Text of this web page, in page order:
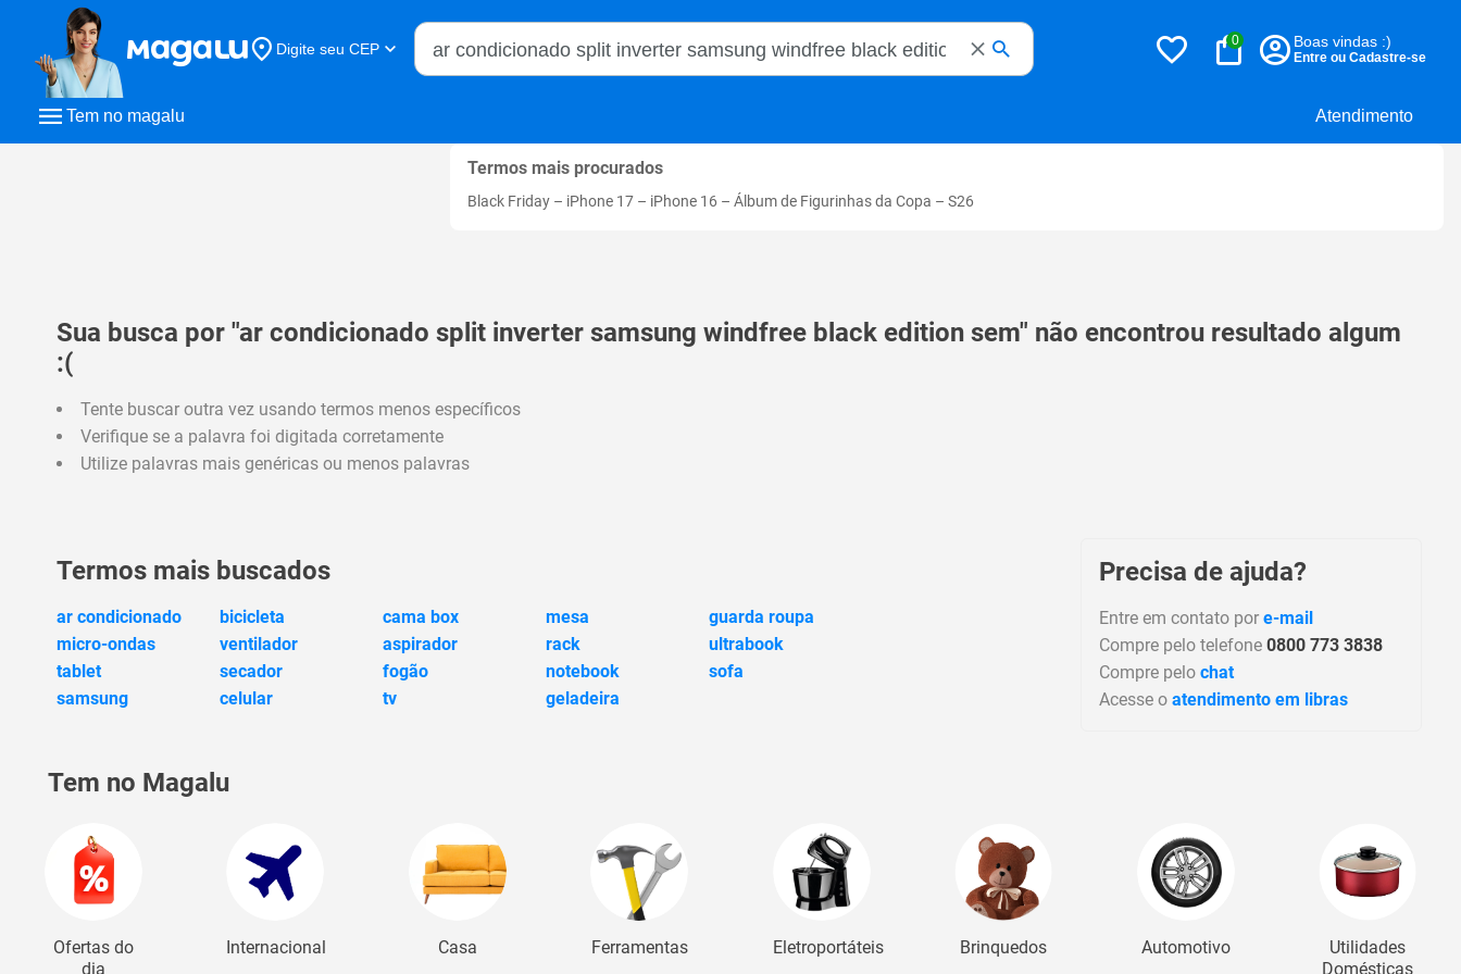
Tem no magalu Atendimento
Digite seu CEP
Buscar no Magalu
0 Boas vindas :)
Entre ou Cadastre-se
Termos mais procurados
Black Friday – iPhone 17 – iPhone 16 – Álbum de Figurinhas da Copa – S26
Sua busca por "ar condicionado split inverter samsung windfree black edition sem" não encontrou resultado algum
:(
Tente buscar outra vez usando termos menos específicos
Verifique se a palavra foi digitada corretamente
Utilize palavras mais genéricas ou menos palavras
Termos mais buscados
ar condicionado bicicleta cama box mesa
guarda roupa
micro-ondas
ventilador aspirador rack
ultrabook
tablet
secador fogão notebook
sofa
samsung
celular tv geladeira
Precisa de ajuda?
Entre em contato por e-mail
Compre pelo telefone 0800 773 3838
Compre pelo chat
Acesse o atendimento em libras
Tem no Magalu
Ofertas do
dia
Internacional Casa Ferramentas Eletroportáteis Brinquedos Automotivo
Utilidades
Domésticas